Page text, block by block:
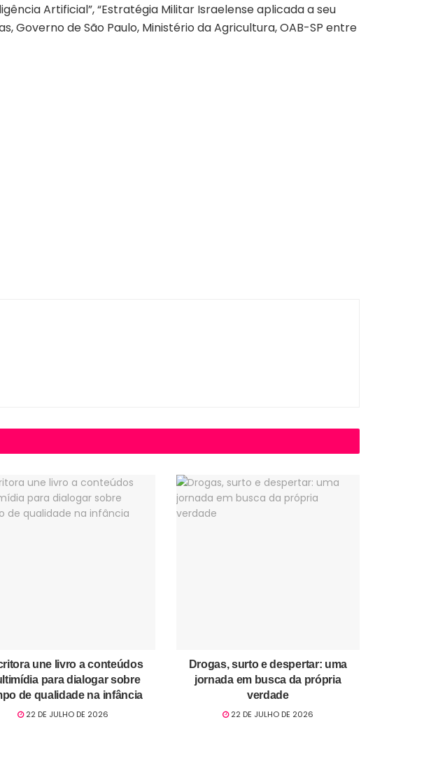
Artificial”, “Estratégia Militar Israelense aplicada a seu
de São Paulo, Ministério da Agricultura, OAB-SP entre
une livro a conteúdos
para dialogar sobre
de qualidade na infância
22 DE JULHO DE 2026
Drogas, surto e despertar: uma
jornada em busca da própria
verdade
22 DE JULHO DE 2026